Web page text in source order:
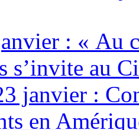
: « Au
s’invite au
janvier :
en